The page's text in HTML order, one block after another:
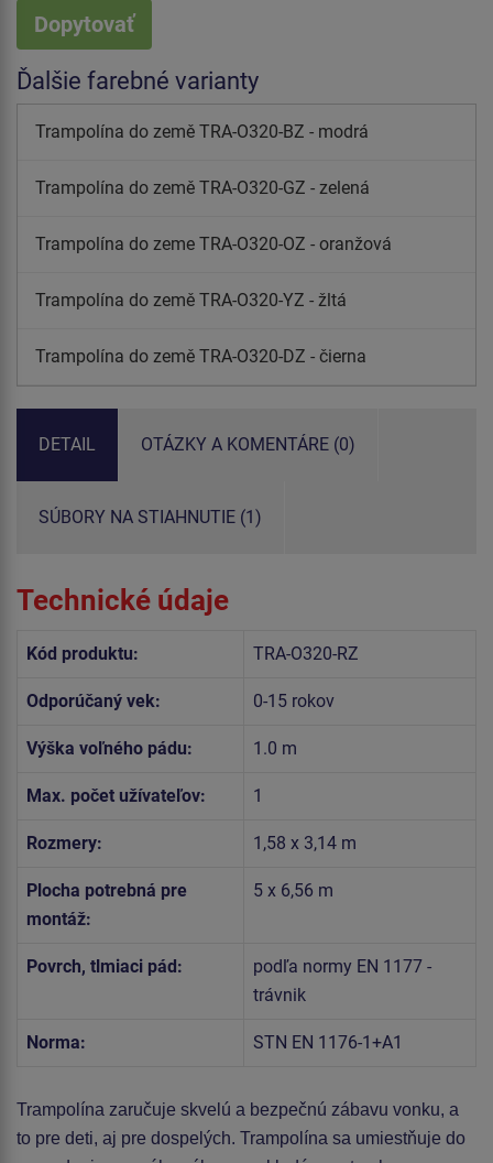
Dopytovať
Ďalšie farebné varianty
Trampolína do země TRA-O320-BZ - modrá
Trampolína do země TRA-O320-GZ - zelená
Trampolína do zeme TRA-O320-OZ - oranžová
Trampolína do země TRA-O320-YZ - žltá
Trampolína do země TRA-O320-DZ - čierna
DETAIL OTÁZKY A KOMENTÁRE (0)
SÚBORY NA STIAHNUTIE (1)
Technické údaje
Kód produktu: TRA-O320-RZ
Odporúčaný vek: 0-15 rokov
Výška voľného pádu: 1.0 m
Max. počet užívateľov: 1
Rozmery: 1,58 x 3,14 m
Plocha potrebná pre
montáž:
5 x 6,56 m
Povrch, tlmiaci pád:
podľa normy EN 1177 -
trávnik
Norma: STN EN 1176-1+A1
Trampolína zaručuje skvelú a bezpečnú zábavu vonku, a
to pre deti, aj pre dospelých. Trampolína sa umiestňuje do